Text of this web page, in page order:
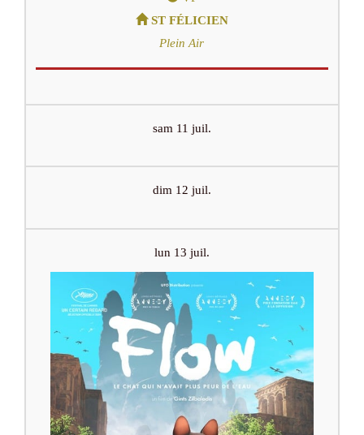
ST FÉLICIEN
Plein Air
sam 11 juil.
dim 12 juil.
lun 13 juil.